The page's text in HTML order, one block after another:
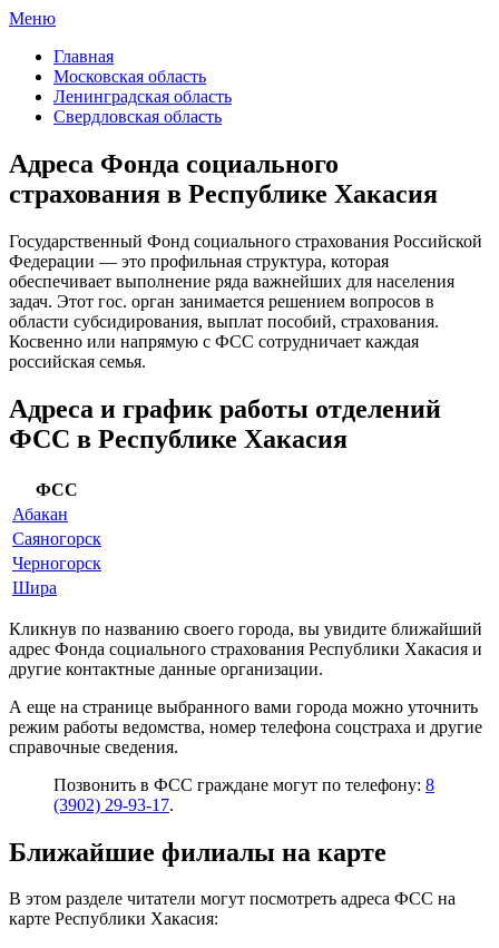
Меню
Главная
Московская область
Ленинградская область
Свердловская область
Адреса Фонда социального
страхования в Республике Хакасия
Государственный Фонд социального страхования Российской
Федерации — это профильная структура, которая
обеспечивает выполнение ряда важнейших для населения
задач. Этот гос. орган занимается решением вопросов в
области субсидирования, выплат пособий, страхования.
Косвенно или напрямую с ФСС сотрудничает каждая
российская семья.
Адреса и график работы отделений
ФСС в Республике Хакасия
ФСС
Абакан
Саяногорск
Черногорск
Шира
Кликнув по названию своего города, вы увидите ближайший
адрес Фонда социального страхования Республики Хакасия и
другие контактные данные организации.
А еще на странице выбранного вами города можно уточнить
режим работы ведомства, номер телефона соцстраха и другие
справочные сведения.
Позвонить в ФСС граждане могут по телефону: 8
(3902) 29-93-17.
Ближайшие филиалы на карте
В этом разделе читатели могут посмотреть адреса ФСС на
карте Республики Хакасия: